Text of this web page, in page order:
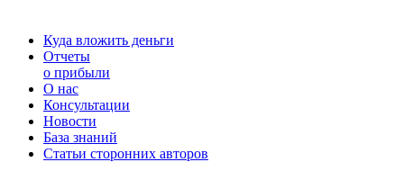
Куда вложить деньги
Отчеты
о прибыли
О нас
Консультации
Новости
База знаний
Статьи сторонних авторов